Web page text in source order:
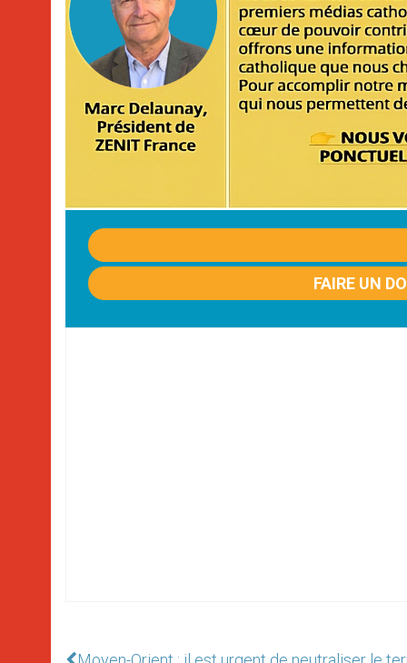
FAIRE UN